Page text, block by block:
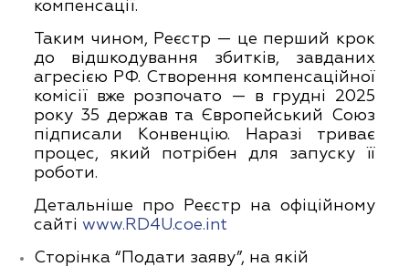
компенсації.
Таким чином, Реєстр — це перший крок
до відшкодування збитків, завданих
агресією РФ. Створення компенсаційної
комісії вже розпочато — в грудні 2025
року 35 держав та Європейський Союз
підписали Конвенцію. Наразі триває
процес, який потрібен для запуску її
роботи.
Детальніше про Реєстр на офіційному
сайтіwww.RD4U.coe.int
Сторінка “Подати заяву”, на якій